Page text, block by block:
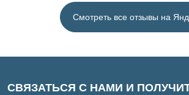
Смотреть все отзывы на
СВЯЗАТЬСЯ С НАМИ И